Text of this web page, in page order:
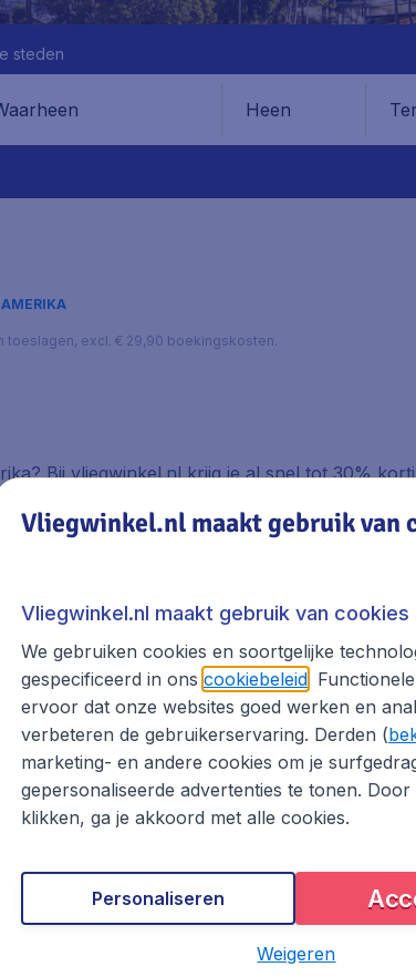
steden
Heen
AMERIKA
toeslagen, excl. € 29,90 boekingskosten.
Bij vliegwinkel.nl krijg je al snel tot 30%
bekende grote steden, ieder met zijn
Van daaruit rijd je noordwaarts naar
van Hollywood en Beverly Hills. Maar ook
van hieruit ook goed doorreizen naar de
uitstekende start voor een bezoek aan de
van Amerika, hier vindt je het hele jaar door
een uitstekende bestemming voor liefhebbers
Yorkvoor de indrukwekkende skyline en
moerassen van de Everglades.
Amerika bevat nog vele andere steden die
te doen maar de afstanden zijn groot dus het
op vliegwinkel.nl!
toeslagen, excl. € 29,90 boekingskosten.
Vliegwinkel.nl maakt gebruik van
Vliegwinkel.nl maakt gebruik van cookies
We gebruiken cookies en soortgelijke
gespecificeerd in ons cookiebeleid.
ervoor dat onze websites goed werken en
verbeteren de gebruikerservaring. Derden (
marketing- en andere cookies om je
gepersonaliseerde advertenties te tonen.
klikken, ga je akkoord met alle cookies.
Personaliseren
Weigeren